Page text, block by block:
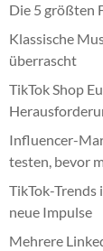
Die 5 größten
Klassische
überrascht
TikTok Shop
Influencer-
testen, bevor
TikTok-
neue Impulse
Mehrere